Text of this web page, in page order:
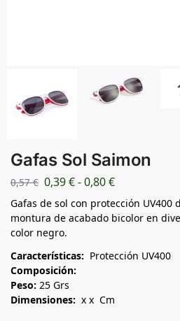
Gafas Sol Saimon
0,57€ 0,39€-0,80€
Gafas de sol con protección UV400
montura de acabado bicolor en
color negro.
Características: Protección UV400
Composición:
Peso: 25 Grs
Dimensiones: x x Cm